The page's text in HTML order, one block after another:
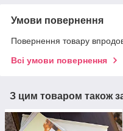
Умови повернення
Повернення товару
Всі умови повернення
З цим товаром також